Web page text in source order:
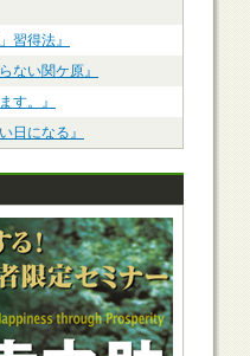
習得法』
ない関ケ原』
す。』
日になる』